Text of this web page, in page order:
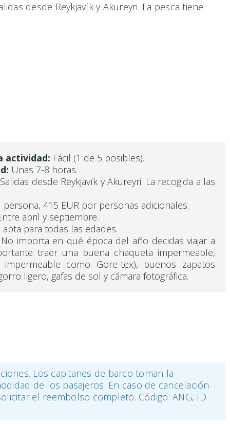
desde Reykjavík y Akureyri. La pesca tiene
actividad: Fácil (1 de 5 posibles).
Unas 7-8 horas.
Salidas desde Reykjavík y Akureyri. La recogida a las
persona, 415 EUR por personas adicionales.
abril y septiembre.
apta para todas las edades.
No importa en qué época del año decidas viajar a
traer una buena chaqueta impermeable,
como Gore-tex), buenos zapatos
ligero, gafas de sol y cámara fotográfica.
Los capitanes de barco toman la
de los pasajeros. En caso de cancelación
el reembolso completo. Código: ANG, ID